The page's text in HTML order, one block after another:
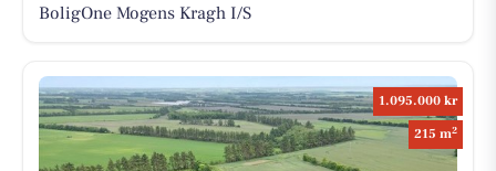
BoligOne Mogens Kragh I/S
1.095.000 kr
215 m2